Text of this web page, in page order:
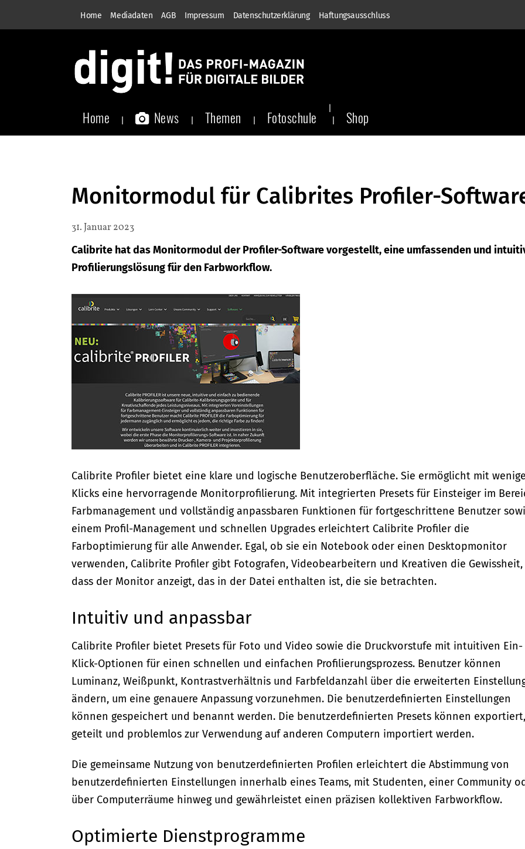
Home Mediadaten AGB Impressum Datenschutzerklärung Haftungsausschluss
Home News Themen Fotoschule Shop
Monitormodul für Calibrites Profiler-
31. Januar 2023
Calibrite hat das Monitormodul der Profiler-Software vorgestellt, eine umfassenden und
Profilierungslösung für den Farbworkflow.
Calibrite Profiler bietet eine klare und logische Benutzeroberfläche. Sie ermöglicht mit
Klicks eine hervorragende Monitorprofilierung. Mit integrierten Presets für Einsteiger im
Farbmanagement und vollständig anpassbaren Funktionen für fortgeschrittene Benutzer
einem Profil-Management und schnellen Upgrades erleichtert Calibrite Profiler die
Farboptimierung für alle Anwender. Egal, ob sie ein Notebook oder einen Desktopmonitor
verwenden, Calibrite Profiler gibt Fotografen, Videobearbeitern und Kreativen die Gewissheit,
dass der Monitor anzeigt, das in der Datei enthalten ist, die sie betrachten.
Intuitiv und anpassbar
Calibrite Profiler bietet Presets für Foto und Video sowie die Druckvorstufe mit intuitiven Ein-
Klick-Optionen für einen schnellen und einfachen Profilierungsprozess. Benutzer können
Luminanz, Weißpunkt, Kontrastverhältnis und Farbfeldanzahl über die erweiterten
ändern, um eine genauere Anpassung vorzunehmen. Die benutzerdefinierten Einstellungen
können gespeichert und benannt werden. Die benutzerdefinierten Presets können exportiert,
geteilt und problemlos zur Verwendung auf anderen Computern importiert werden.
Die gemeinsame Nutzung von benutzerdefinierten Profilen erleichtert die Abstimmung von
benutzerdefinierten Einstellungen innerhalb eines Teams, mit Studenten, einer Community
über Computerräume hinweg und gewährleistet einen präzisen kollektiven Farbworkflow.
Optimierte Dienstprogramme